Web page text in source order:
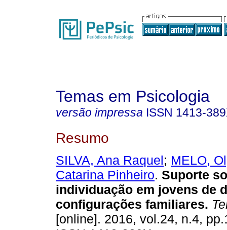
Temas em Psicologia
versão impressa ISSN 1413-
Resumo
SILVA, Ana Raquel; MELO,
Catarina Pinheiro. Suporte
individuação em jovens de
configurações familiares.
[online]. 2016, vol.24, n.4,